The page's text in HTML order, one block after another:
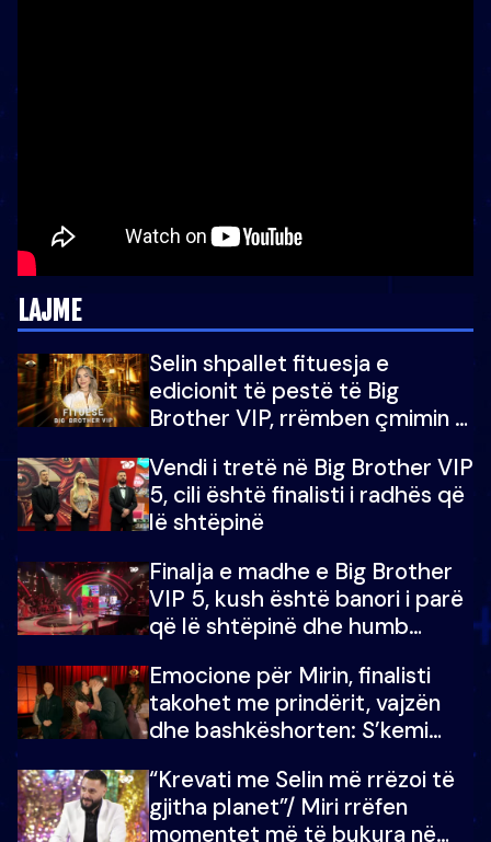
LAJME
Selin shpallet fituesja e
edicionit të pestë të Big
Brother VIP, rrëmben çmimin e
Vendi i tretë në Big Brother VIP
5, cili është finalisti i radhës që
lë shtëpinë
Finalja e madhe e Big Brother
VIP 5, kush është banori i parë
që lë shtëpinë dhe humb
çmimin e madh
Emocione për Mirin, finalisti
takohet me prindërit, vajzën
dhe bashkëshorten: S’kemi
“Krevati me Selin më rrëzoi të
gjitha planet”/ Miri rrëfen
momentet më të bukura në